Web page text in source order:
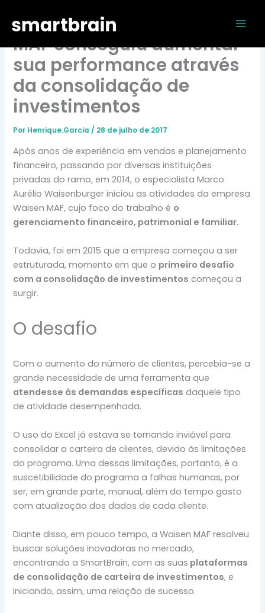
para
conteúdo
Como a empresa Waisen
MAF conseguiu aumentar
sua performance através
da consolidação de
investimentos
Por Henrique.Garcia / 28 de julho de 2017
Após anos de experiência em vendas e planejamento
financeiro, passando por diversas instituições
privadas do ramo, em 2014, o especialista Marco
Aurélio Waisenburger iniciou as atividades da empresa
Waisen MAF, cujo foco do trabalho é o
gerenciamento financeiro, patrimonial e familiar.
Todavia, foi em 2015 que a empresa começou a ser
estruturada, momento em que o primeiro desafio
com a consolidação de investimentos começou a
surgir.
O desafio
Com o aumento do número de clientes, percebia-se a
grande necessidade de uma ferramenta que
atendesse às demandas específicas daquele tipo
de atividade desempenhada.
O uso do Excel já estava se tornando inviável para
consolidar a carteira de clientes, devido às limitações
do programa. Uma dessas limitações, portanto, é a
suscetibilidade do programa a falhas humanas, por
ser, em grande parte, manual, além do tempo gasto
com atualização dos dados de cada cliente.
Diante disso, em pouco tempo, a Waisen MAF resolveu
buscar soluções inovadoras no mercado,
encontrando a SmartBrain, com as suas plataformas
de consolidação de carteira de investimentos, e
iniciando, assim, uma relação de sucesso.